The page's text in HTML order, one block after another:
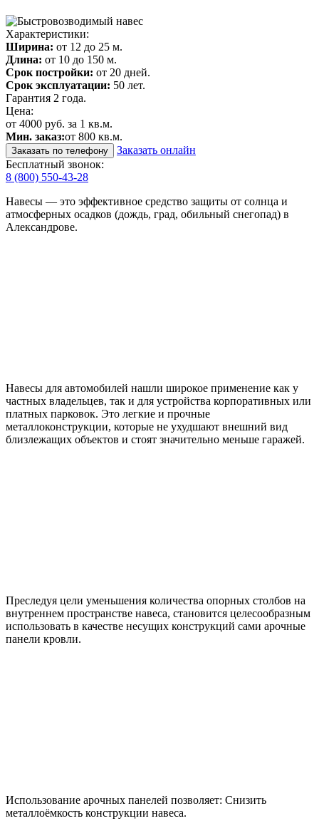
Характеристики:
Ширина: от 12 до 25 м.
Длина: от 10 до 150 м.
Срок постройки: от 20 дней.
Срок эксплуатации: 50 лет.
Гарантия 2 года.
Цена:
от 4000 руб. за 1 кв.м.
Мин. заказ:от 800 кв.м.
Заказать по телефону
Заказать онлайн
Бесплатный звонок:
8 (800) 550-43-28
Навесы — это эффективное средство защиты от солнца и
атмосферных осадков (дождь, град, обильный снегопад) в
Александрове.
Навесы для автомобилей нашли широкое применение как у
частных владельцев, так и для устройства корпоративных или
платных парковок. Это легкие и прочные
металлоконструкции, которые не ухудшают внешний вид
близлежащих объектов и стоят значительно меньше гаражей.
Преследуя цели уменьшения количества опорных столбов на
внутреннем пространстве навеса, становится целесообразным
использовать в качестве несущих конструкций сами арочные
панели кровли.
Использование арочных панелей позволяет: Снизить
металлоёмкость конструкции навеса.